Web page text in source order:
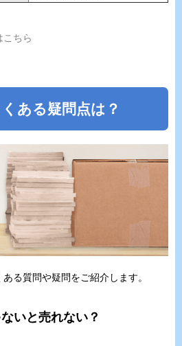
こちら
ある疑問点は？
る質問や疑問をご紹介します。
いと売れない？